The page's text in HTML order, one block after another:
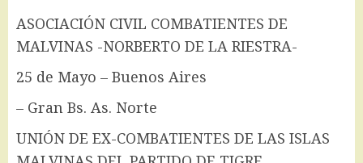
ASOCIACIÓN CIVIL COMBATIENTES DE
MALVINAS -NORBERTO DE LA RIESTRA-
25 de Mayo – Buenos Aires
– Gran Bs. As. Norte
UNIÓN DE EX-COMBATIENTES DE LAS ISLAS